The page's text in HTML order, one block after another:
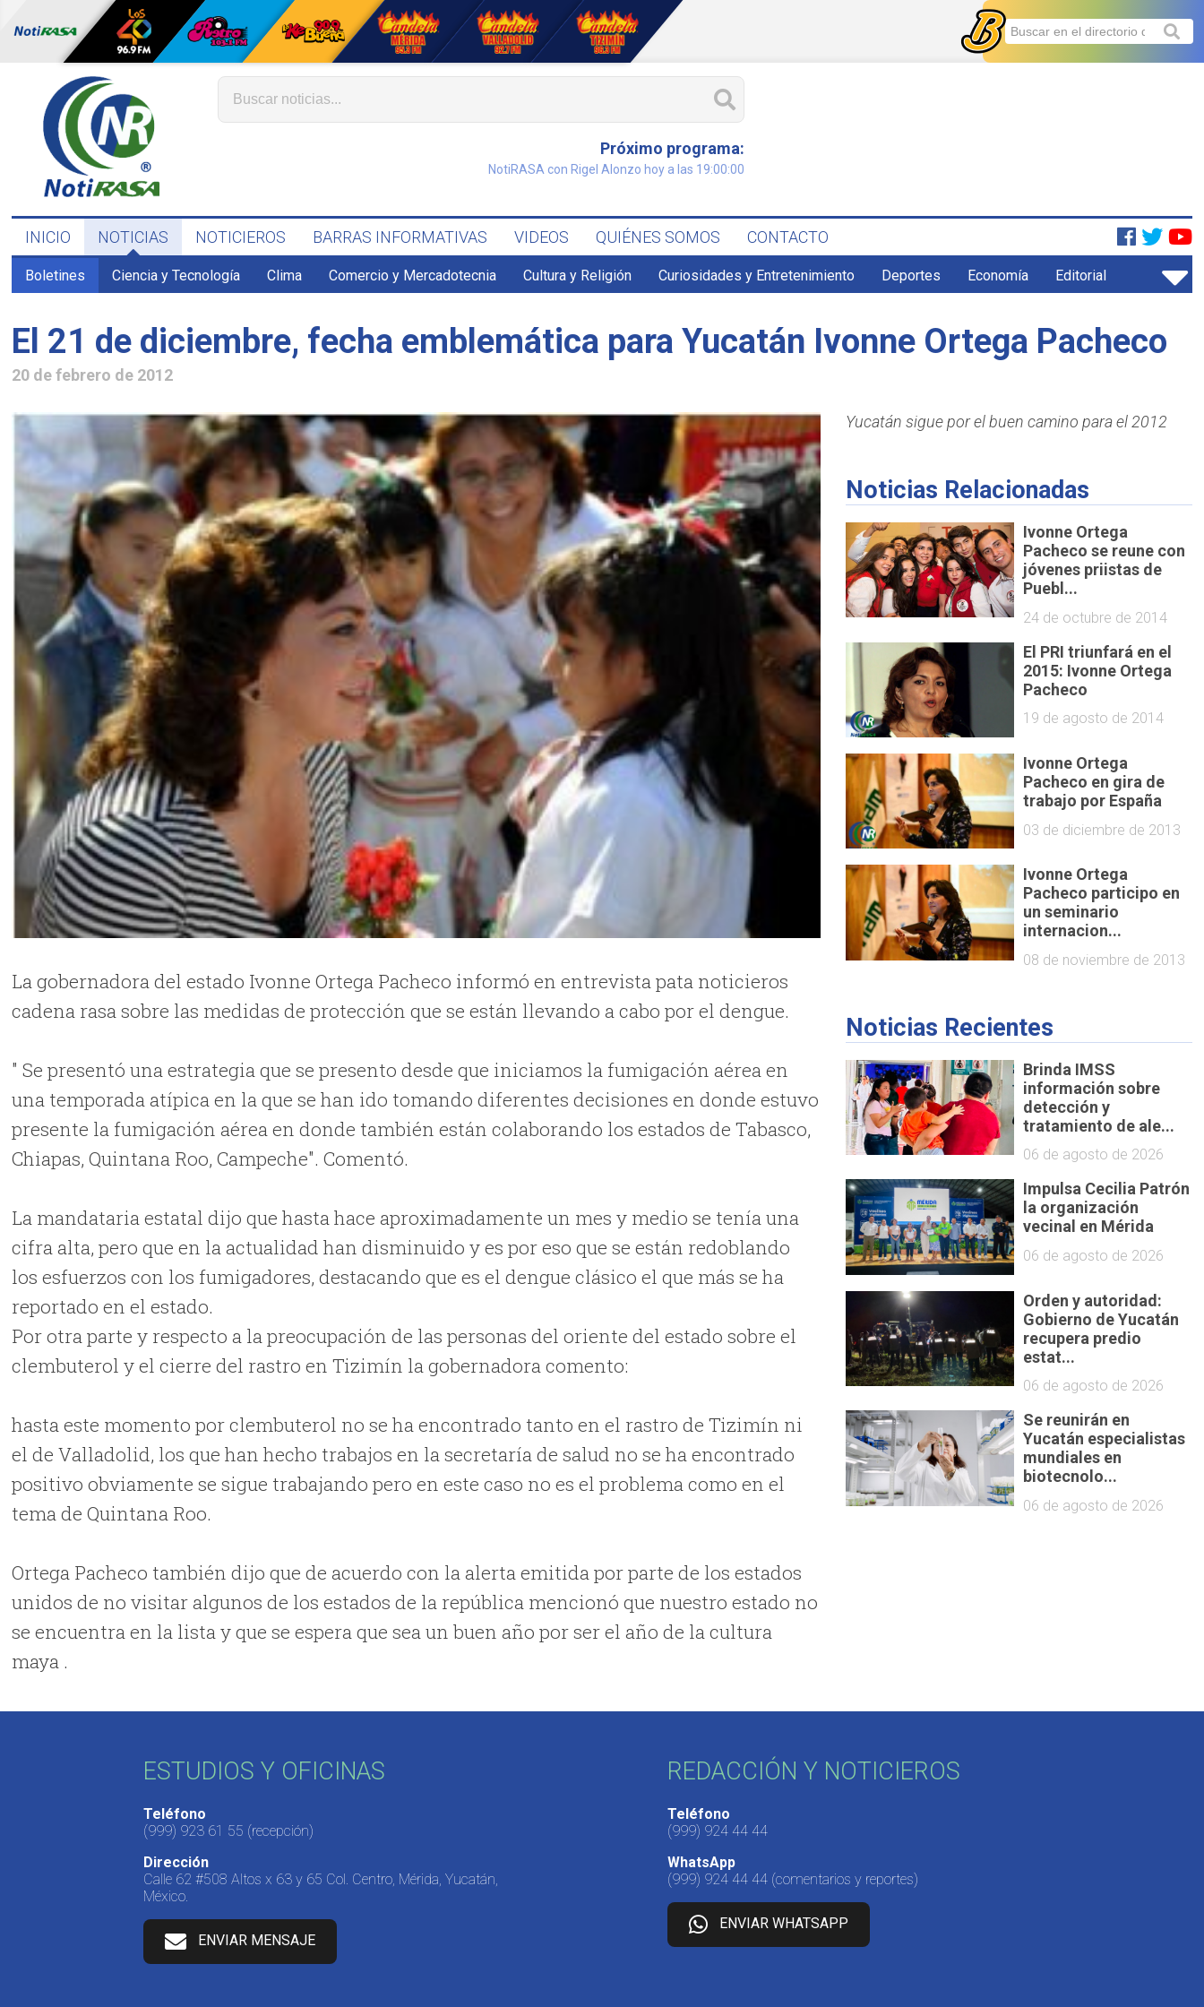
Próximo programa:
NotiRASA con Rigel Alonzo hoy a las 19:00:00
INICIO NOTICIAS NOTICIEROS BARRAS INFORMATIVAS VIDEOS QUIÉNES SOMOS CONTACTO
Boletines Ciencia y Tecnología Clima Comercio y Mercadotecnia Cultura y Religión Curiosidades y Entretenimiento Deportes Economía Editorial
El 21 de diciembre, fecha emblemática para Yucatán Ivonne Ortega Pacheco
20 de febrero de 2012
La gobernadora del estado Ivonne Ortega Pacheco informó en entrevista pata noticieros
cadena rasa sobre las medidas de protección que se están llevando a cabo por el dengue.
" Se presentó una estrategia que se presento desde que iniciamos la fumigación aérea en
una temporada atípica en la que se han ido tomando diferentes decisiones en donde estuvo
presente la fumigación aérea en donde también están colaborando los estados de Tabasco,
Chiapas, Quintana Roo, Campeche". Comentó.
La mandataria estatal dijo que hasta hace aproximadamente un mes y medio se tenía una
cifra alta, pero que en la actualidad han disminuido y es por eso que se están redoblando
los esfuerzos con los fumigadores, destacando que es el dengue clásico el que más se ha
reportado en el estado.
Por otra parte y respecto a la preocupación de las personas del oriente del estado sobre el
clembuterol y el cierre del rastro en Tizimín la gobernadora comento:
hasta este momento por clembuterol no se ha encontrado tanto en el rastro de Tizimín ni
el de Valladolid, los que han hecho trabajos en la secretaría de salud no se ha encontrado
positivo obviamente se sigue trabajando pero en este caso no es el problema como en el
tema de Quintana Roo.
Ortega Pacheco también dijo que de acuerdo con la alerta emitida por parte de los estados
unidos de no visitar algunos de los estados de la república mencionó que nuestro estado no
se encuentra en la lista y que se espera que sea un buen año por ser el año de la cultura
maya .
Yucatán sigue por el buen camino para el 2012
Noticias Relacionadas
Ivonne Ortega
Pacheco se reune con
jóvenes priistas de
Puebl...
24 de octubre de 2014
El PRI triunfará en el
2015: Ivonne Ortega
Pacheco
19 de agosto de 2014
Ivonne Ortega
Pacheco en gira de
trabajo por España
03 de diciembre de 2013
Ivonne Ortega
Pacheco participo en
un seminario
internacion...
08 de noviembre de 2013
Noticias Recientes
Brinda IMSS
información sobre
detección y
tratamiento de ale...
06 de agosto de 2026
Impulsa Cecilia Patrón
la organización
vecinal en Mérida
06 de agosto de 2026
Orden y autoridad:
Gobierno de Yucatán
recupera predio
estat...
06 de agosto de 2026
Se reunirán en
Yucatán especialistas
mundiales en
biotecnolo...
06 de agosto de 2026
ESTUDIOS Y OFICINAS
Teléfono
(999) 923 61 55 (recepción)
Dirección
Calle 62 #508 Altos x 63 y 65 Col. Centro, Mérida, Yucatán,
México.
ENVIAR MENSAJE
REDACCIÓN Y NOTICIEROS
Teléfono
(999) 924 44 44
WhatsApp
(999) 924 44 44 (comentarios y reportes)
ENVIAR WHATSAPP